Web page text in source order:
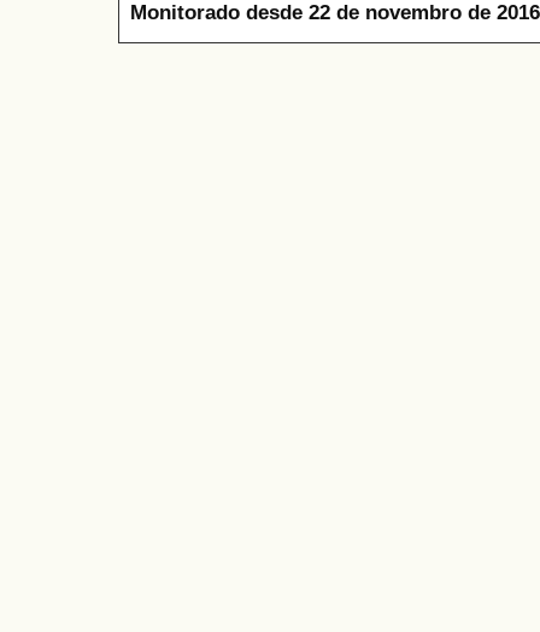
Monitorado desde 22 de novembro de